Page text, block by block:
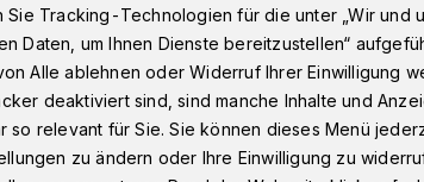
fordert
Sie Tracking-Technologien für die unter „Wir und
Daten, um Ihnen Dienste bereitzustellen“
Alle ablehnen oder Widerruf Ihrer Einwilligung
deaktiviert sind, sind manche Inhalte und
so relevant für Sie. Sie können dieses Menü
zu ändern oder Ihre Einwilligung zu